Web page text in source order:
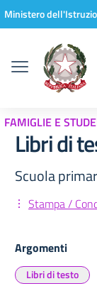
Vai ai contenuti
Vai al menu di
Vai al footer
Ministero
FAMIGLIE E
Libri di
Scuola
Stampa /
Argomenti
Libri di testo